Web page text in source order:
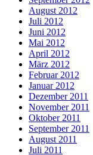
August 2012
Juli 2012
Juni 2012
Mai 2012
April 2012
März 2012
Februar 2012
Januar 2012
Dezember 2011
November 2011
Oktober 2011
September 2011
August 2011
Juli 2011